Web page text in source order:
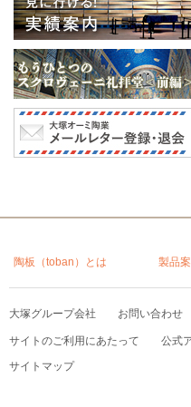
陶板（toban）とは 製品
大塚グループ会社 お問い合わせ
サイトのご利用にあたって
公式
サイトマップ